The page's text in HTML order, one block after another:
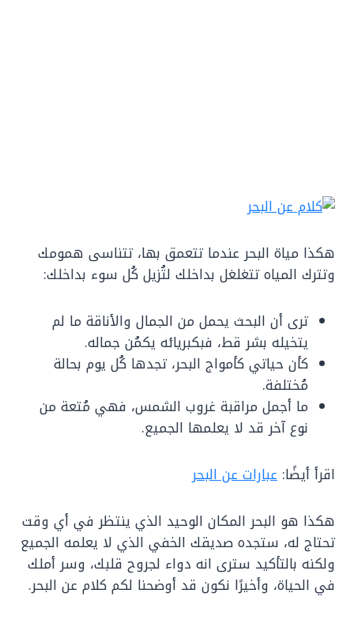
هكذا مياة البحر عندما تتعمق بها، تتناسى همومك
وتترك المياه تتغلغل بداخلك لتُزيل كُل سوء بداخلك:
ترى أن البحث يحمل من الجمال والأناقة ما لم
يتخيله بشر قط، فبكبريائه يكمُن جماله.
كأن حياتي كأمواج البحر، تجدها كُل يوم بحالة
مُختلفة.
ما أجمل مراقبة غروب الشمس، فهي مُتعة من
نوع آخر قد لا يعلمها الجميع.
اقرأ أيضًا: عبارات عن البحر
هكذا هو البحر المكان الوحيد الذي ينتظر في أي وقت
تحتاج له، ستجده صديقك الخفي الذي لا يعلمه الجميع
ولكنه بالتأكيد سترى انه دواء لجروح قلبك، وسر أملك
في الحياة، وأخيرًا نكون قد أوضحنا لكم كلام عن البحر.